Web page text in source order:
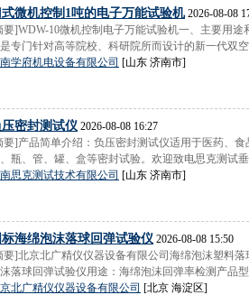
式微机控制1吨的电子万能试验机2026-08-08
要]WDW-10微机控制电子万能试验机一、主要用
专门针对高等院校、科研院所而设计的新一代双
学府机电设备有限公司 [山东 济南市]
密封测试仪 2026-08-08 16:27
要]产品简单介绍：负压密封测试仪适用于医药、
瓶、管、罐、盒等密封试验。欢迎致电思克测试
思克测试技术有限公司 [山东 济南市]
标海绵泡沫落球回弹试验仪 2026-08-08 15:50
要]北京北广精仪仪器设备有限公司海绵泡沫塑料
落球回弹试验仪用途：海绵泡沫回弹率检测产品
北广精仪仪器设备有限公司 [北京 海淀区]